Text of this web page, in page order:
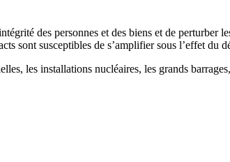
des personnes et des biens et de perturber
sont susceptibles de s’amplifier sous l’effet du
les installations nucléaires, les grands